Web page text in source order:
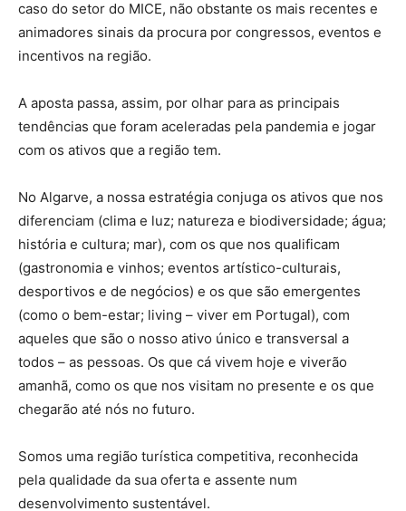
caso do setor do MICE, não obstante os mais recentes e
animadores sinais da procura por congressos, eventos e
incentivos na região.
A aposta passa, assim, por olhar para as principais
tendências que foram aceleradas pela pandemia e jogar
com os ativos que a região tem.
No Algarve, a nossa estratégia conjuga os ativos que nos
diferenciam (clima e luz; natureza e biodiversidade; água;
história e cultura; mar), com os que nos qualificam
(gastronomia e vinhos; eventos artístico-culturais,
desportivos e de negócios) e os que são emergentes
(como o bem-estar; living – viver em Portugal), com
aqueles que são o nosso ativo único e transversal a
todos – as pessoas. Os que cá vivem hoje e viverão
amanhã, como os que nos visitam no presente e os que
chegarão até nós no futuro.
Somos uma região turística competitiva, reconhecida
pela qualidade da sua oferta e assente num
desenvolvimento sustentável.